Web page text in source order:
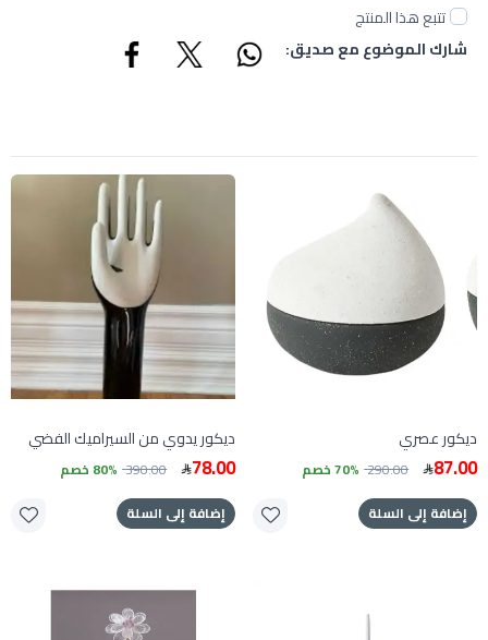
تتبع هذا المنتج
شارك الموضوع مع صديق:
ديكور عصري
87.00
290.00 70% خصم
إضافة إلى السلة
ديكور يدوي من السيراميك الفضي
78.00
390.00 80% خصم
إضافة إلى السلة